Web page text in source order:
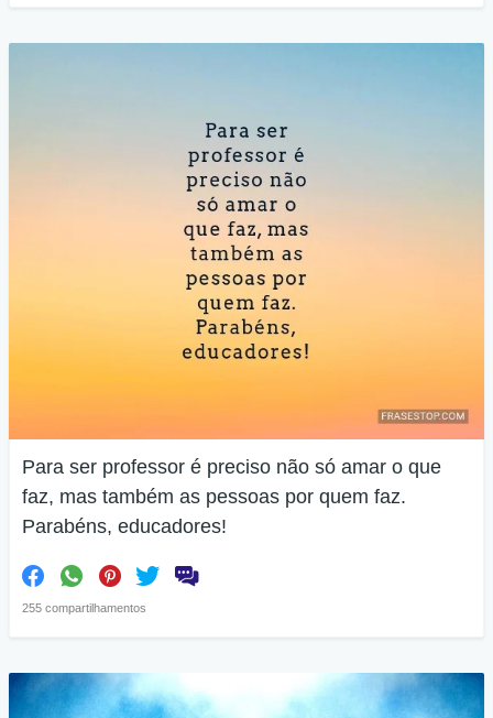
Para ser professor é preciso não só amar o que
faz, mas também as pessoas por quem faz.
Parabéns, educadores!
255 compartilhamentos